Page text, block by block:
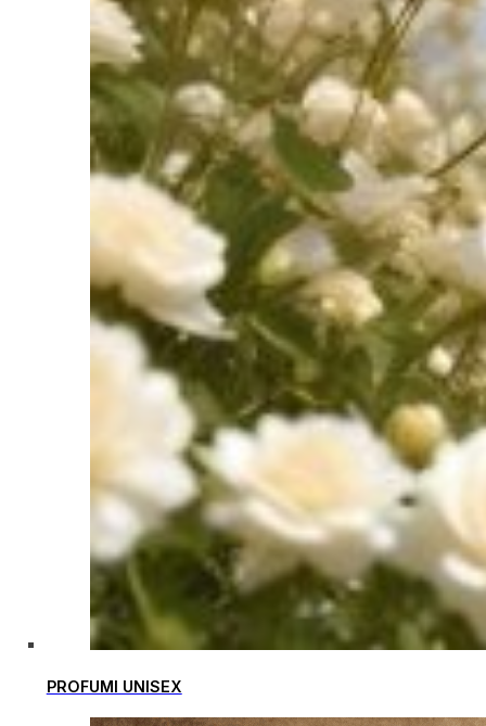
PROFUMI UNISEX